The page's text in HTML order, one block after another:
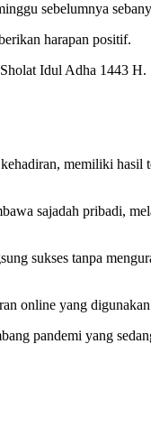
sebelumnya
harapan positif.
Idul Adha 1443 H.
memiliki
sajadah pribadi,
sukses tanpa
online yang
pandemi yang